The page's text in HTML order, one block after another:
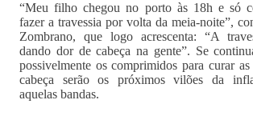
“Meu filho chegou no porto às 18h e só
fazer a travessia por volta da meia-noite”,
Zombrano, que logo acrescenta: “A
dando dor de cabeça na gente”. Se
possivelmente os comprimidos para curar as
cabeça serão os próximos vilões da
aquelas bandas.